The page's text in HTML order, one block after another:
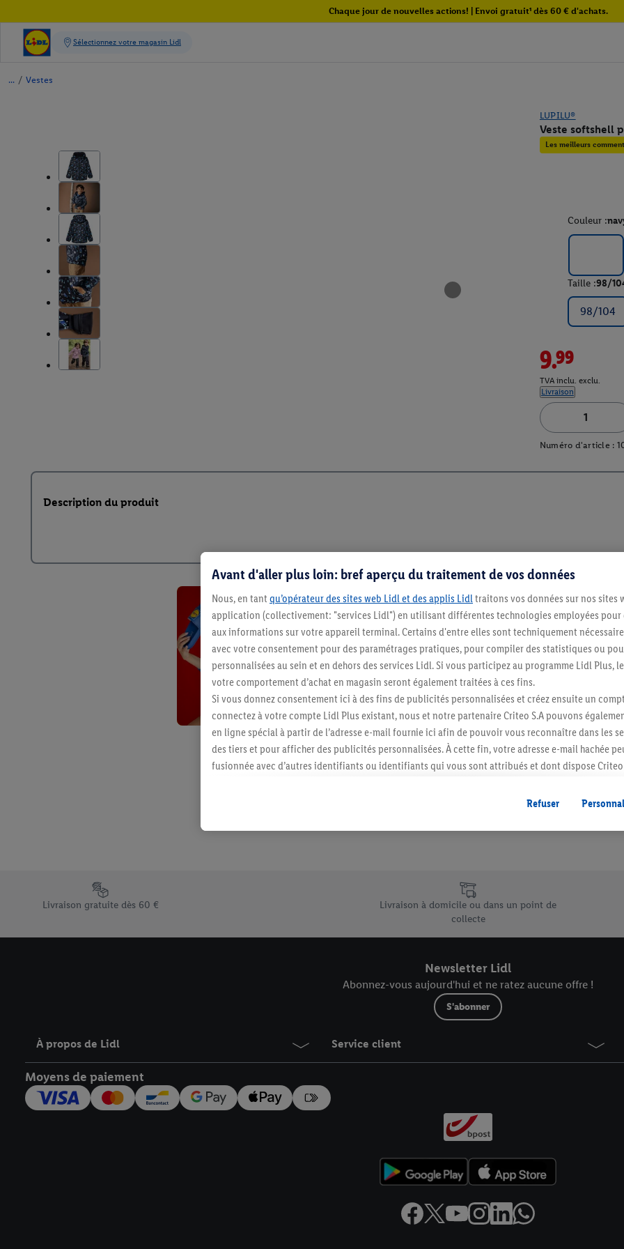
Chaque jour de nouvelles actions! | Envoi gratuit¹ dès 60 € d'achats.
/ Vestes
LUPILU®
Veste softshell
Les meilleurs
Couleur :
Taille :98/
98/104
9.99
TVA inclu. exclu.
Livraison
Numéro d'article :
Description du produit
Restez au
Abonnez-vous à la
S'abonner
Élément du pied de page avec les différents arguments de vente uniques de Lidl.be
Livraison gratuite dès 60 €
Livraison à domicile ou dans un point de
collecte
Newsletter Lidl
Abonnez-vous aujourd'hui et ne ratez aucune offre !
S'abonner
À propos de Lidl Service client
Moyens de paiement
Avant d'aller plus loin: bref aperçu du traitement de vos données
Nous, en tant qu’opérateur des sites web Lidl et des applis Lidltraitons vos données sur nos sites
application (collectivement: "services Lidl") en utilisant différentes technologies employées pour
aux informations sur votre appareil terminal. Certains d'entre elles sont techniquement
avec votre consentement pour des paramétrages pratiques, pour compiler des statistiques ou
personnalisées au sein et en dehors des services Lidl. Si vous participez au programme Lidl Plus,
votre comportement d’achat en magasin seront également traitées à ces fins.
Si vous donnez consentement ici à des fins de publicités personnalisées et créez ensuite un
connectez à votre compte Lidl Plus existant, nous et notre partenaire Criteo S.A pouvons
en ligne spécial à partir de l’adresse e-mail fournie ici afin de pouvoir vous reconnaître dans les
des tiers et pour afficher des publicités personnalisées. À cette fin, votre adresse e-mail hachée
fusionnée avec d’autres identifiants ou identifiants qui vous sont attribués et dont dispose Criteo
vous avez montré de l’intérêt (par exemple en plaçant le produit dans un panier d’un webshop
l’achat) peuvent également être affichées sur plusieurs apppareils et plusieurs services de Lidl si
plusieurs services de Lidl peuvent vous être attribués en utilisant votre adresse e-mail hachée et,
En cliquant sur « Refuser », vous pouvez autoriser uniquement l’utilisation des technologies
« Accepter », vous autorisez tous les traitements pour toutes les finalités susmentionnées. Vous
Refuser